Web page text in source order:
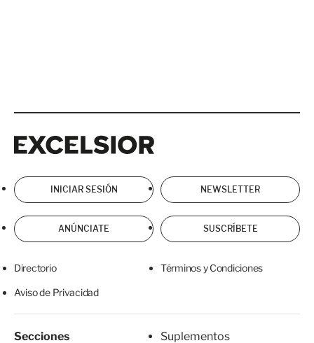
INICIAR SESIÓN NEWSLETTER
ANÚNCIATE SUSCRÍBETE
Directorio Términos y Condiciones
Aviso de Privacidad
Secciones
Suplementos